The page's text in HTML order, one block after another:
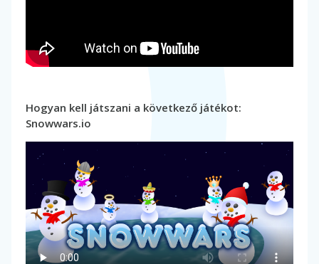
Hogyan kell játszani a következő játékot:
Snowwars.io